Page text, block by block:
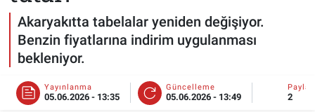
Akaryakıtta tabelalar yeniden değişiyor.
Benzin fiyatlarına indirim uygulanması
bekleniyor.
Yayınlanma
05.06.2026 - 13:35
Güncelleme
05.06.2026 - 13:49 2
KADIN
TEKNOLOJİ
YEMEK
Tüm Manşetler
Son Dakika Haberleri
Haber Arşivi